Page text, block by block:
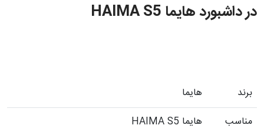
در داشبورد هایما HAIMA S5
برند
هایما
مناسب
هایما HAIMA S5